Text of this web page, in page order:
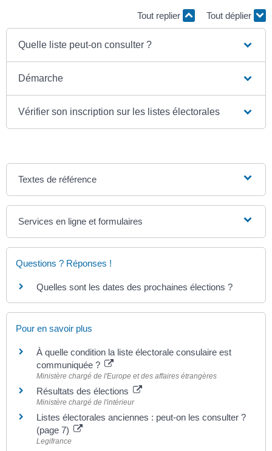
Tout replier Tout déplier
Quelle liste peut-on consulter ?
Démarche
Vérifier son inscription sur les listes électorales
Textes de référence
Services en ligne et formulaires
Questions ? Réponses !
Quelles sont les dates des prochaines élections ?
Pour en savoir plus
À quelle condition la liste électorale consulaire est
communiquée ?
Ministère chargé de l'Europe et des affaires étrangères
Résultats des élections
Ministère chargé de l'intérieur
Listes électorales anciennes : peut-on les consulter ?
(page 7)
Legifrance